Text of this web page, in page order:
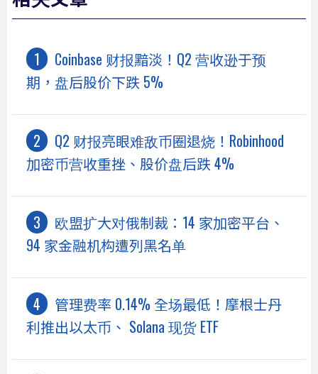
Coinbase 财报黯淡！Q2 营收逊于预
期，盘后股价下跌 5%
Q2 财报亮眼难敌币圈退烧！Robinhood
加密币营收重挫、股价盘后跌 4%
欧盟扩大对俄制裁：14 家加密平台、
94 家金融机构遭列黑名单
管理费率 0.14% 全场最低！摩根士丹
利推出以太币、 Solana 现货 ETF